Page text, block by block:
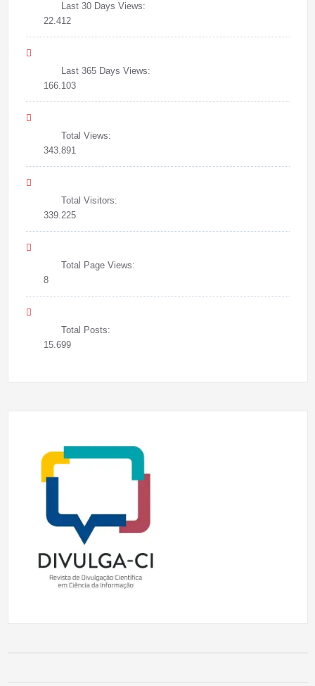
Last 30 Days Views:
22.412
Last 365 Days Views:
166.103
Total Views:
343.891
Total Visitors:
339.225
Total Page Views:
8
Total Posts:
15.699